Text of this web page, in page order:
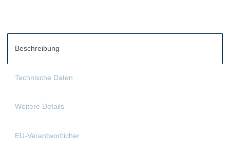
Beschreibung
Technische Daten
Weitere Details
EU-Verantwortlicher